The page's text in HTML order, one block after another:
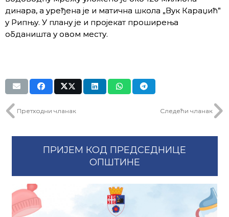
динара, а уређена је и матична школа „Вук Караџић”
у Рипњу. У плану је и пројекат проширења
обданишта у овом месту.
Претходни чланак Следећи чланак
ПРИЈЕМ КОД ПРЕДСЕДНИЦЕ
ОПШТИНЕ